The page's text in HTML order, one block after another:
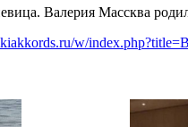
Валерия Массква
w/